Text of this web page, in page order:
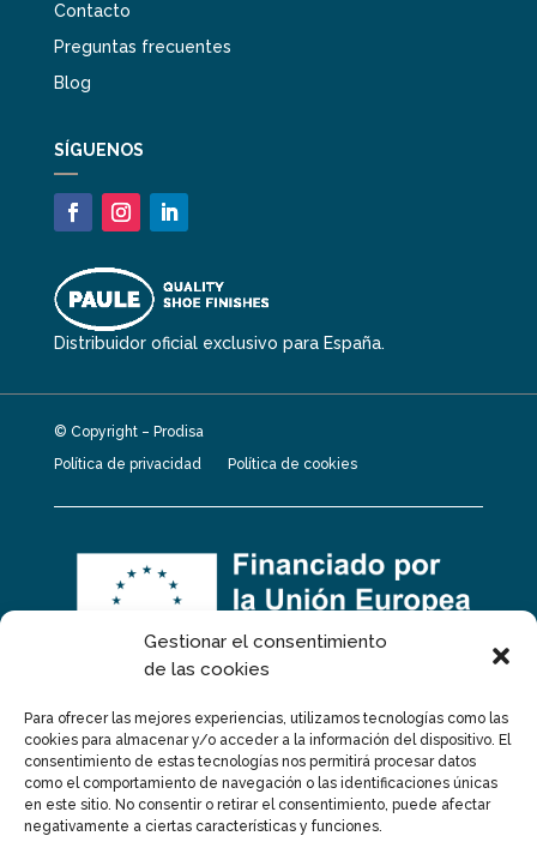
Gestionar el consentimiento
de las cookies
Para ofrecer las mejores experiencias, utilizamos tecnologías como las
cookies para almacenar y/o acceder a la información del dispositivo. El
consentimiento de estas tecnologías nos permitirá procesar datos
como el comportamiento de navegación o las identificaciones únicas
en este sitio. No consentir o retirar el consentimiento, puede afectar
negativamente a ciertas características y funciones.
Contacto
Preguntas frecuentes
Blog
SÍGUENOS
Distribuidor oficial exclusivo para España.
© Copyright – Prodisa
Política de privacidad
Política de cookies
Proyecto financiado por la Unión Europea –